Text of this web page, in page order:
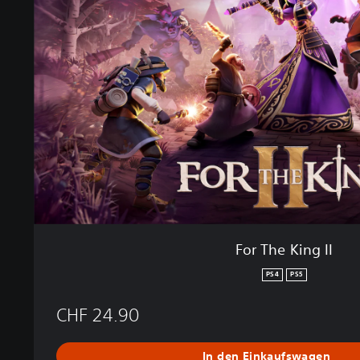
K
g
I
For The King II
PS4 PS5
CHF 24.90
In den Einkaufswagen